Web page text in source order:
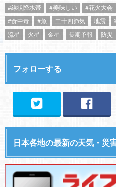
#線状降水帯
#美味しい #花火大会
#食中毒
#魚 二十四節気 地震
流星
火星 金星 長期予報 防災
フォローする
日本各地の最新の天気・災